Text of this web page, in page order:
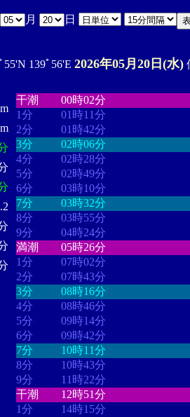
月 日
55'N 139ﾟ56'E 2026年05月20日(水)
干潮
00時02分
1分
01時11分
2分
01時42分
3分
02時06分
4分
02時28分
5分
02時49分
6分
03時10分
7分
03時32分
8分
03時55分
9分
04時24分
満潮
05時26分
1分
07時02分
2分
07時43分
3分
08時16分
4分
08時46分
5分
09時14分
6分
09時42分
7分
10時11分
8分
10時43分
9分
11時22分
干潮
12時51分
1分
14時15分